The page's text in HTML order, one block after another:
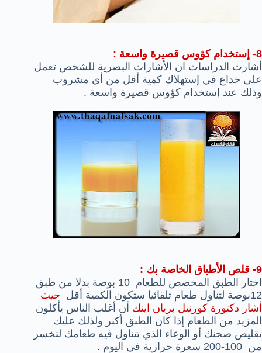
8- إستخدام كؤوس قصيرة واسعة :
أشارت الدراسات ان الأشارات البصرية للشخص تعمل
على خداع في إستهلاك كمية أقل من أي مشروب
وذلك عند إستخدام كؤوس قصيرة واسعة .
9- قلص الأطباق الخاصة بك :
اختار الطبق المخصص للطعام 10 بوصة بدلا من طبق
12بوصة لتناول طعام تلقائيا ستكون الكمية أقل
حيث
أشار دكتورة كورنيل بريان اينك أن أغلب الناس يأكلون
المزيد من الطعام إذا كان الطبق أكبر ولذلك عليك
تقليص صحنك أو الوعاء الذي تتناول فيه طعامك لتخسر
من 100-200 سعرة حرارية في اليوم .